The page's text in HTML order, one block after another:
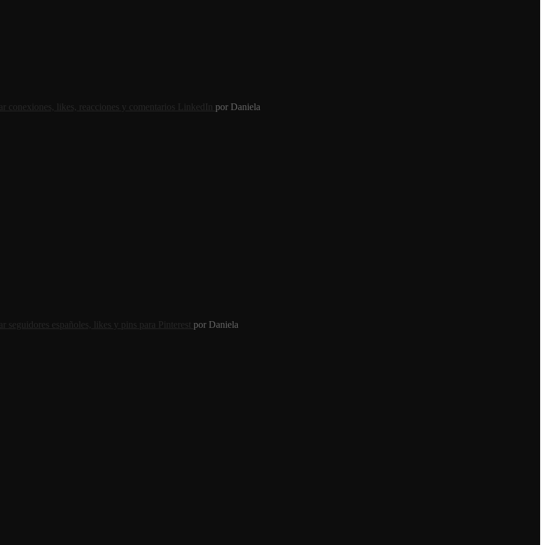
conexiones, likes, reacciones y comentarios LinkedIn por Daniela
seguidores españoles, likes y pins para Pinterest por Daniela